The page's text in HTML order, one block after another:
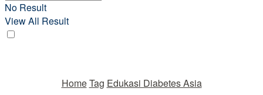
No Result
View All Result
HomeTag Edukasi Diabetes Asia